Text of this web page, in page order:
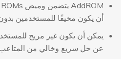
أن يكون مخيفًا للمستخدمين
يمكن أن يكون غير مريح
عن حل سريع وخالي من